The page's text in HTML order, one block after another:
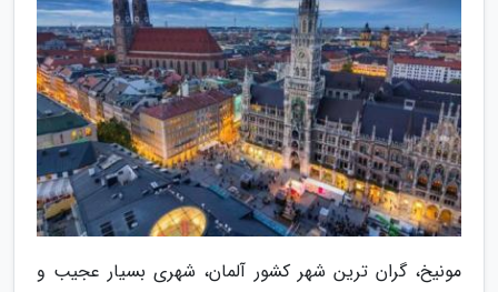
مونیخ، گران ترین شهر کشور آلمان، شهری بسیار عجیب و